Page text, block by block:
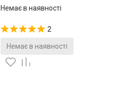
Немає в наявності
2
Немає в наявності